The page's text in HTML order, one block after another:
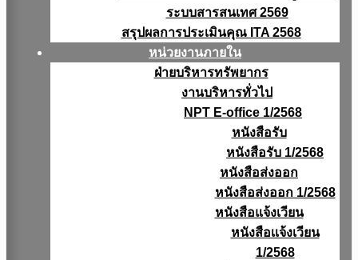
ระบบสารสนเทศ 2569
สรุปผลการประเมินคุณ ITA 2568
หน่วยงานภายใน
ฝ่ายบริหารทรัพยากร
งานบริหารทั่วไป
NPT E-office 1/2568
หนังสือรับ
หนังสือรับ 1/2568
หนังสือส่งออก
หนังสือส่งออก 1/2568
หนังสือแจ้งเวียน
หนังสือเเจ้งเวียน
1/2568